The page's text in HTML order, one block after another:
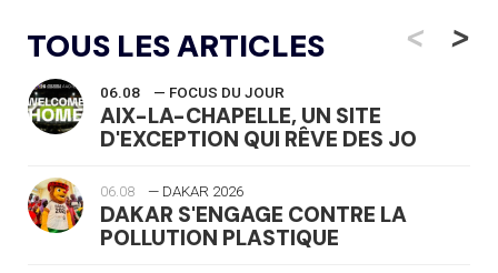
TOUS LES ARTICLES <
06.08 — FOCUS DU JOUR
AIX-LA-CHAPELLE, UN SITE
D'EXCEPTION QUI RÊVE DES JO
06.08 — DAKAR 2026
DAKAR S'ENGAGE CONTRE LA
POLLUTION PLASTIQUE
>